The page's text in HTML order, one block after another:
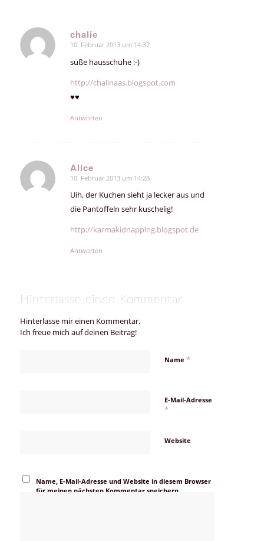
chalie
sagte:
10. Februar 2013 um 14:37
süße hausschuhe :-)
http://chalinaas.blogspot.com
♥♥
Antworten
Alice
sagte:
10. Februar 2013 um 14:28
Uih, der Kuchen sieht ja lecker aus und
die Pantoffeln sehr kuschelig!
http://karmakidnapping.blogspot.de
Antworten
Hinterlasse einen Kommentar
Hinterlasse mir einen Kommentar.
Ich freue mich auf deinen Beitrag!
Name *
E-Mail-Adresse
*
Website
Name, E-Mail-Adresse und Website in diesem Browser
für meinen nächsten Kommentar speichern.